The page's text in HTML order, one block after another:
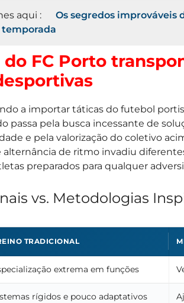
aqui :
Os segredos
FC Porto
a importar táticas do futebol
passa pela busca incessante de
e pela valorização do coletivo
alternância de ritmo invadiu
preparados para qualquer
vs. Metodologias
TRADICIONAL
extrema em funções
rígidos e pouco adaptativos